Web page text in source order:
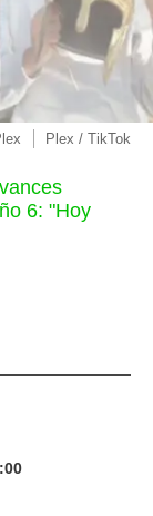
Plex / TikTok
6: "Hoy